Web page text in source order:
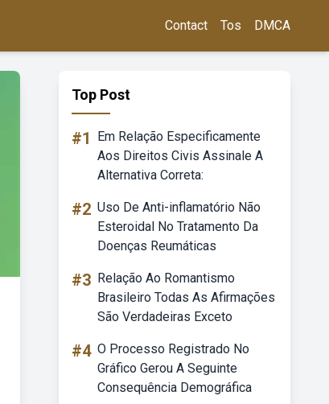
Contact Tos DMCA
Top Post
#1
Em Relação Especificamente
Aos Direitos Civis Assinale A
Alternativa Correta:
#2 Uso De Anti-inflamatório Não
Esteroidal No Tratamento Da
Doenças Reumáticas
#3 Relação Ao Romantismo
Brasileiro Todas As Afirmações
São Verdadeiras Exceto
#4 O Processo Registrado No
Gráfico Gerou A Seguinte
Consequência Demográfica